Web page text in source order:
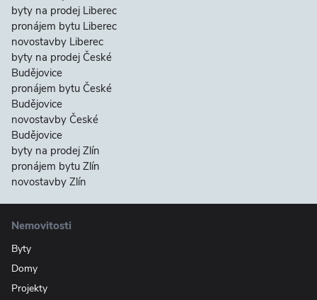
byty na prodej Liberec
pronájem bytu Liberec
novostavby Liberec
byty na prodej České
Budějovice
pronájem bytu České
Budějovice
novostavby České
Budějovice
byty na prodej Zlín
pronájem bytu Zlín
novostavby Zlín
Nemovitosti
Byty
Domy
Projekty